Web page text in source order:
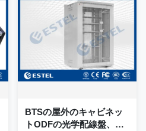
BTSの屋外のキャビネッ
トODFの光学配線盤、